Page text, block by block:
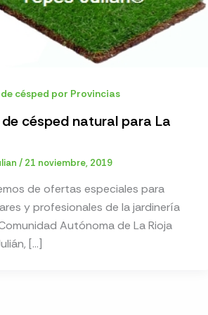
césped por Provincias
césped natural para La
/ 21 noviembre, 2019
de ofertas especiales para
y profesionales de la jardinería
Autónoma de La Rioja
[…]